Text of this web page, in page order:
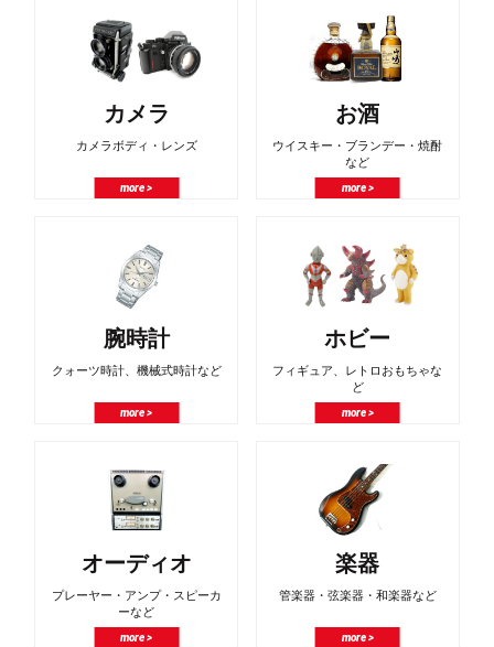
カメラ
カメラボディ・レンズ
more >
お酒
ウイスキー・ブランデー・焼酎
など
more >
腕時計
クォーツ時計、機械式時計など
more >
ホビー
フィギュア、レトロおもちゃな
ど
more >
オーディオ
プレーヤー・アンプ・スピーカ
ーなど
more >
楽器
管楽器・弦楽器・和楽器など
more >